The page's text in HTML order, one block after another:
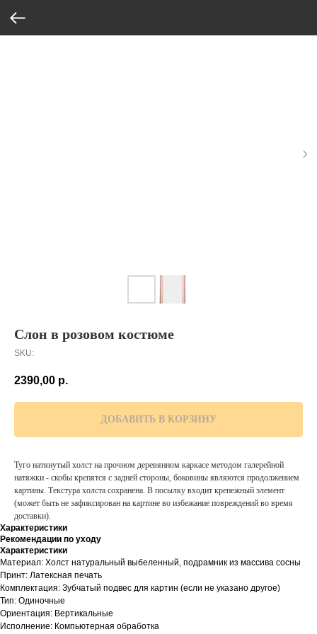
Слон в розовом костюме
SKU:
2390,00 р.
ДОБАВИТЬ В КОРЗИНУ
Туго натянутый холст на прочном деревянном каркасе методом галерейной
натяжки - скобы крепятся с задней стороны, боковины являются продолжением
картины. Текстура холста сохранена. В посылку входит крепежный элемент
(может быть не зафиксирован на картине во избежание повреждений во время
доставки).
Характеристики
Рекомендации по уходу
Характеристики
Материал: Холст натуральный выбеленный, подрамник из массива сосны
Принт: Латексная печать
Комплектация: Зубчатый подвес для картин (если не указано другое)
Тип: Одиночные
Ориентация: Вертикальные
Исполнение: Компьютерная обработка